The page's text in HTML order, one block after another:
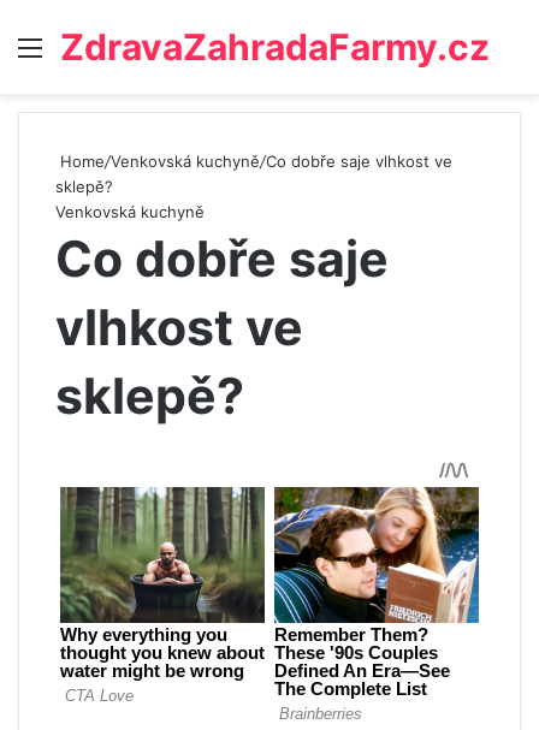
Menu
ZdravaZahradaFarmy.cz
Home/Venkovská kuchyně/Co dobře saje vlhkost ve
sklepě?
Venkovská kuchyně
Co dobře saje
vlhkost ve
sklepě?